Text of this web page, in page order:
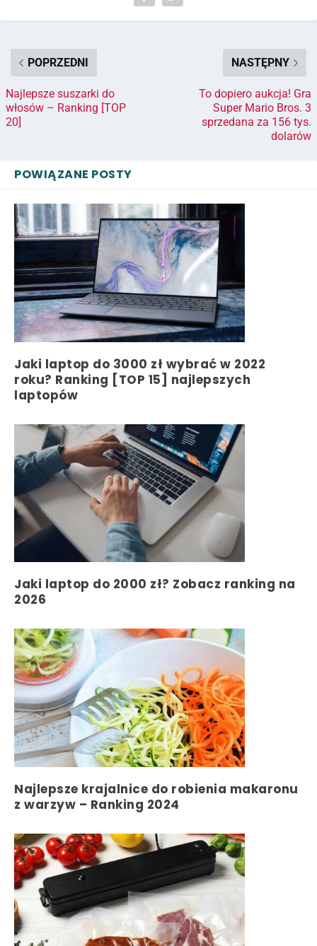
POPRZEDNI
Najlepsze suszarki do
włosów – Ranking [TOP
20]
NASTĘPNY
To dopiero aukcja! Gra
Super Mario Bros. 3
sprzedana za 156 tys.
dolarów
POWIĄZANE POSTY
Jaki laptop do 3000 zł wybrać w 2022
roku? Ranking [TOP 15] najlepszych
laptopów
Jaki laptop do 2000 zł? Zobacz ranking na
2026
Najlepsze krajalnice do robienia makaronu
z warzyw – Ranking 2024